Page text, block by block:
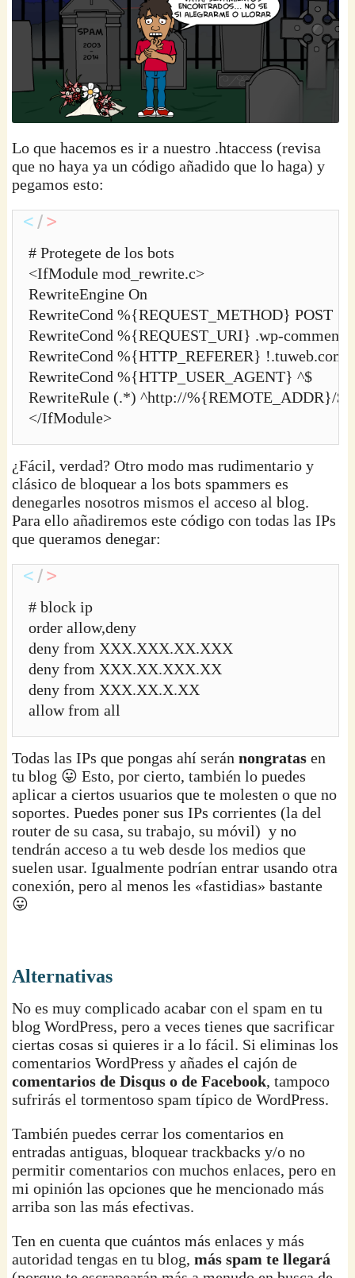
Lo que hacemos es ir a nuestro .htaccess (revisa
que no haya ya un código añadido que lo haga) y
pegamos esto:
# Protegete de los bots
<IfModule mod_rewrite.c>
RewriteEngine On
RewriteCond %{REQUEST_METHOD} POST
RewriteCond %{REQUEST_URI} .wp-
RewriteCond %{HTTP_REFERER}
RewriteCond %{HTTP_USER_AGENT} ^$
RewriteRule (.*) ^http://%{REMOTE_ADDR}/$
</IfModule>
¿Fácil, verdad? Otro modo mas rudimentario y
clásico de bloquear a los bots spammers es
denegarles nosotros mismos el acceso al blog.
Para ello añadiremos este código con todas las IPs
que queramos denegar:
# block ip
order allow,deny
deny from XXX.XXX.XX.XXX
deny from XXX.XX.XXX.XX
deny from XXX.XX.X.XX
allow from all
Todas las IPs que pongas ahí seránnongratas en
tu blog 😛 Esto, por cierto, también lo puedes
aplicar a ciertos usuarios que te molesten o que no
soportes. Puedes poner sus IPs corrientes (la del
router de su casa, su trabajo, su móvil) y no
tendrán acceso a tu web desde los medios que
suelen usar. Igualmente podrían entrar usando otra
conexión, pero al menos les «fastidias» bastante
😛
Alternativas
No es muy complicado acabar con el spam en tu
blog WordPress, pero a veces tienes que sacrificar
ciertas cosas si quieres ir a lo fácil. Si eliminas los
comentarios WordPress y añades el cajón de
comentarios de Disqus o de Facebook, tampoco
sufrirás el tormentoso spam típico de WordPress.
También puedes cerrar los comentarios en
entradas antiguas, bloquear trackbacks y/o no
permitir comentarios con muchos enlaces, pero en
mi opinión las opciones que he mencionado más
arriba son las más efectivas.
Ten en cuenta que cuántos más enlaces y más
autoridad tengas en tu blog,más spam te llegará